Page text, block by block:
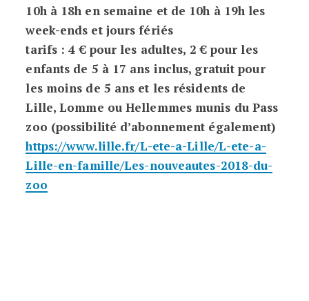
10h à 18h en semaine et de 10h à 19h les
week-ends et jours fériés
tarifs : 4 € pour les adultes, 2 € pour les
enfants de 5 à 17 ans inclus, gratuit pour
les moins de 5 ans et les résidents de
Lille, Lomme ou Hellemmes munis du Pass
zoo (possibilité d’abonnement également)
https://www.lille.fr/L-ete-a-Lille/L-ete-a-
Lille-en-famille/Les-nouveautes-2018-du-
zoo